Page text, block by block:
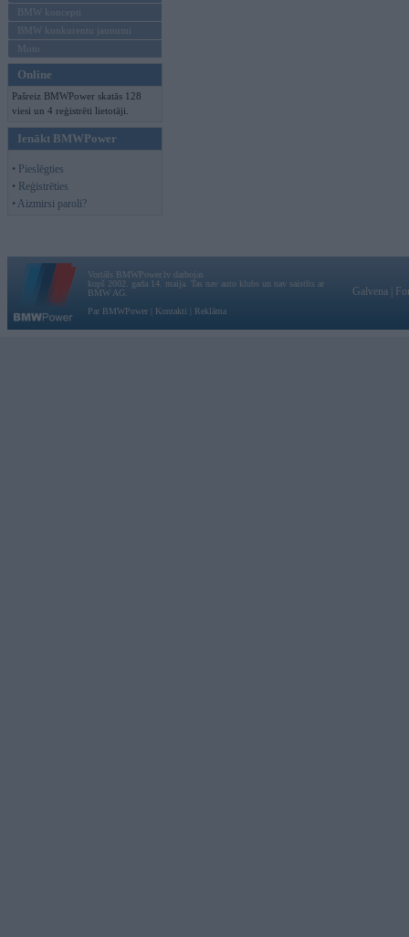
BMW koncepti
BMW konkurentu jaunumi
Moto
Online
Pašreiz BMWPower skatās 128
viesi un 4 reģistrēti lietotāji.
Ienākt BMWPower
• Pieslēgties
• Reģistrēties
• Aizmirsi paroli?
Vortāls BMWPower.lv darbojas
kopš 2002. gada 14. maija. Tas nav auto klubs un nav saistīts ar
BMW AG.
Par BMWPower
Kontakti Reklāma
Galvena